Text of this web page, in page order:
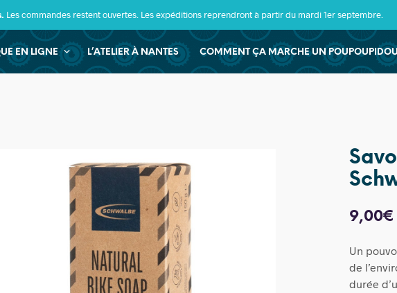
Les commandes restent ouvertes. Les expéditions reprendront à partir du mardi 1er septembre.
EN LIGNE L’ATELIER À NANTES COMMENT ÇA MARCHE UN
9,00€
Un
de
durée